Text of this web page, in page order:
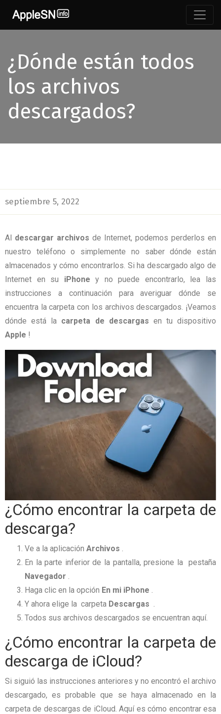
¿Dónde están todos
los archivos
descargados?
septiembre 5, 2022
Al descargar archivos de Internet, podemos perderlos en
nuestro teléfono o simplemente no saber dónde están
almacenados y cómo encontrarlos. Si ha descargado algo de
Internet en su iPhone y no puede encontrarlo, lea las
instrucciones a continuación para averiguar dónde se
encuentra la carpeta con los archivos descargados. ¡Veamos
dónde está la carpeta de descargas en tu dispositivo
Apple !
¿Cómo encontrar la carpeta de
descarga?
Ve a la aplicación Archivos .
En la parte inferior de la pantalla, presione la pestaña
Navegador .
Haga clic en la opción En mi iPhone .
Y ahora elige la carpeta Descargas .
Todos sus archivos descargados se encuentran aquí.
¿Cómo encontrar la carpeta de
descarga de iCloud?
Si siguió las instrucciones anteriores y no encontró el archivo
descargado, es probable que se haya almacenado en la
carpeta de descargas de iCloud.Aquí es cómo encontrar esa